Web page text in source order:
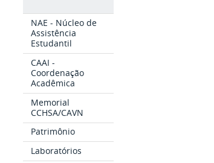
NAE - Núcleo de
Assistência
Estudantil
CAAI -
Coordenação
Acadêmica
Memorial
CCHSA/CAVN
Patrimônio
Laboratórios